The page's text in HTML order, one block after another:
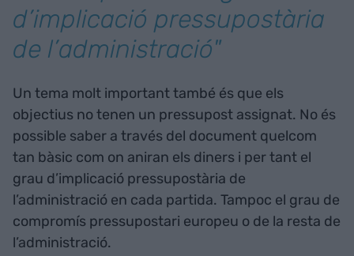
d’implicació pressupostària
de l’administració"
Un tema molt important també és que els
objectius no tenen un pressupost assignat. No és
possible saber a través del document quelcom
tan bàsic com on aniran els diners i per tant el
grau d’implicació pressupostària de
l’administració en cada partida. Tampoc el grau de
compromís pressupostari europeu o de la resta de
l’administració.